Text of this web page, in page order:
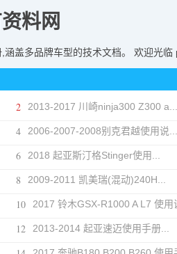
料网
盖多品牌车型的技术文档。 欢迎光临
2 2013-2017 川崎ninja300 Z300 a...
4 2006-2007-2008别克君越使用说...
6 2018 起亚斯汀格Stinger使用...
8 2009-2011 凯美瑞(混动)240H...
10 2017 铃木GSX-R1000 A L7 使用
12 2013-2014 起亚速迈使用手册...